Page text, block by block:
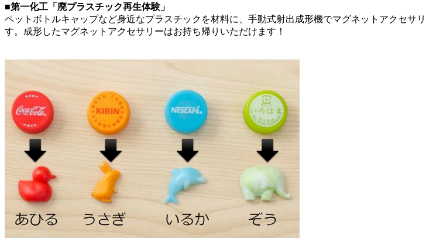
■第一化工「廃プラスチック再生体験」
ペットボトルキャップなど身近なプラスチックを材料に、手動式射出成形機でマグネットアクセサ
す。成形したマグネットアクセサリーはお持ち帰りいただけます！